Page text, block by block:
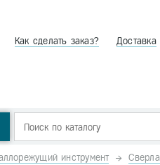
Как сделать заказ? Доставка
инструмент